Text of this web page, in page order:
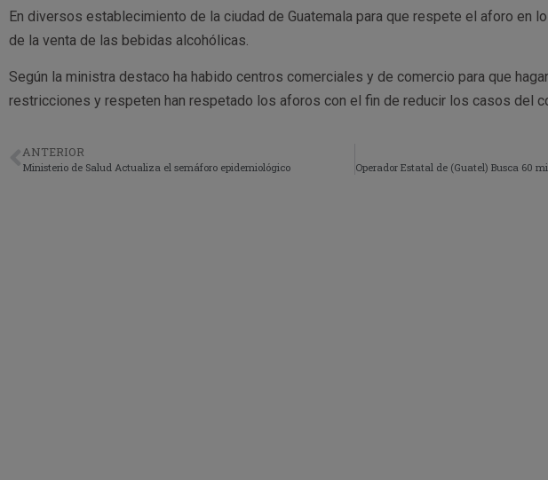
En diversos establecimiento de la ciudad de Guatemala para que respete el aforo en
de la venta de las bebidas alcohólicas.
Según la ministra destaco ha habido centros comerciales y de comercio para que
restricciones y respeten han respetado los aforos con el fin de reducir los casos del
ANTERIOR
Ministerio de Salud Actualiza el semáforo epidemiológico